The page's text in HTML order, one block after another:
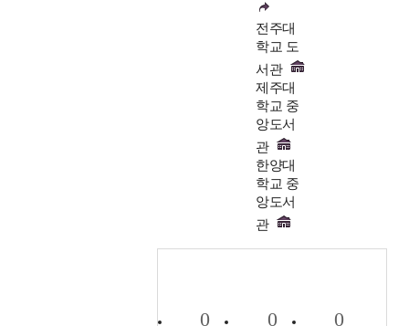
전주대
학교 도
서관
제주대
학교 중
앙도서
관
한양대
학교 중
앙도서
관
0 0 0